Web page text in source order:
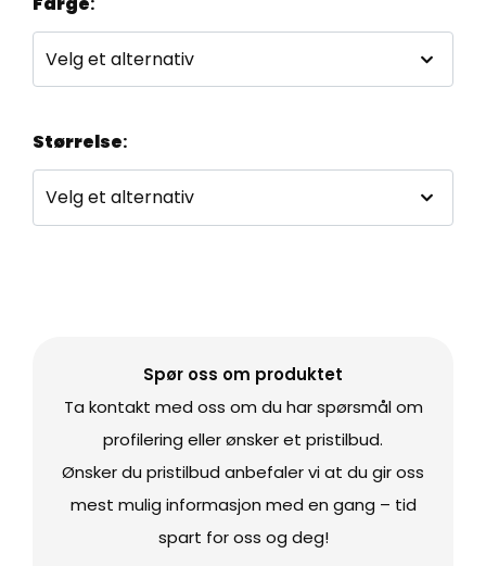
Størrelse:
Spør oss om produktet
Ta kontakt med oss om du har spørsmål om
profilering eller ønsker et pristilbud.
Ønsker du pristilbud anbefaler vi at du gir oss
mest mulig informasjon med en gang – tid
spart for oss og deg!